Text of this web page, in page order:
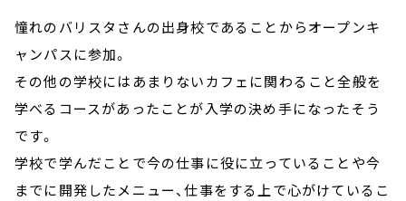
憧れのバリスタさんの出身校であることからオープンキ
ャンパスに参加。
その他の学校にはあまりないカフェに関わること全般を
学べるコースがあったことが入学の決め手になったそう
です。
学校で学んだことで今の仕事に役に立っていることや今
までに開発したメニュー、仕事をする上で心がけているこ